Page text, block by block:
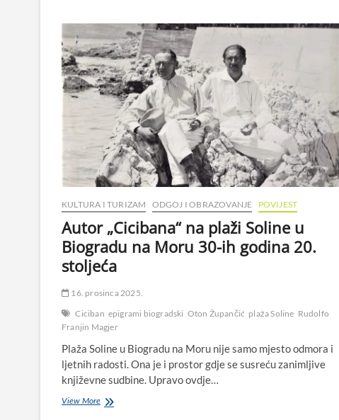
KULTURA I TURIZAM ODGOJ I OBRAZOVANJE POVIJEST
Autor „Cicibana“ na plaži Soline u
Biogradu na Moru 30-ih godina 20.
stoljeća
16. prosinca 2025.
Ciciban epigrami biogradski Oton Župančić plaža Soline Rudolfo
Franjin Magjer
Plaža Soline u Biogradu na Moru nije samo mjesto odmora i
ljetnih radosti. Ona je i prostor gdje se susreću zanimljive
književne sudbine. Upravo ovdje…
View MoreAutor